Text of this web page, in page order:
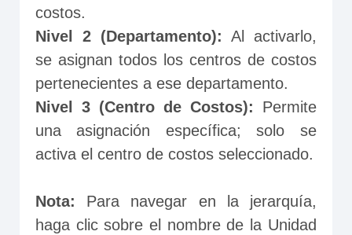
costos.
Nivel 2 (Departamento): Al activarlo,
se asignan todos los centros de costos
pertenecientes a ese departamento.
Nivel 3 (Centro de Costos): Permite
una asignación específica; solo se
activa el centro de costos seleccionado.
Nota: Para navegar en la jerarquía,
haga clic sobre el nombre de la Unidad